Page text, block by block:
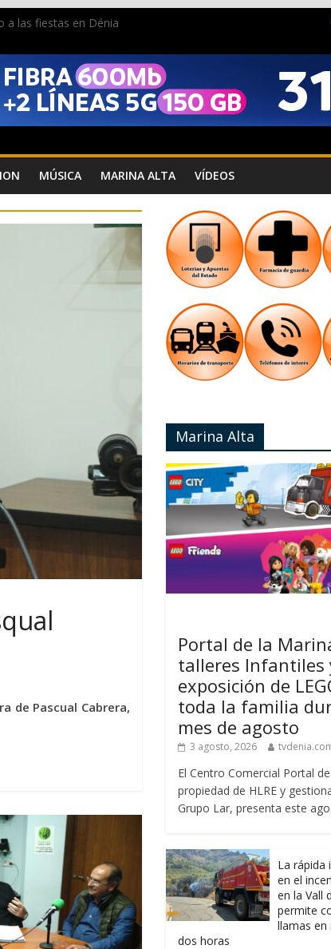
a las fiestas en Dénia
visual de la ciudad
recepción a la Capitanía Cristiana
e internacionales en los Jardins de Torrecremada
MÚSICA MARINA ALTA VÍDEOS
de Pascual Cabrera,
Marina Alta
Portal de la
talleres Infantiles
exposición de
toda la familia
mes de agosto
3 agosto, 2026
El Centro Comercial Portal
propiedad de HLRE y
Grupo Lar, presenta este
La rápida
en el
en la Vall
permite
llamas en
dos horas